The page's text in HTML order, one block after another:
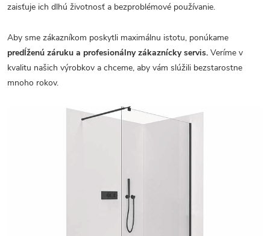
zaisťuje ich dlhú životnosť a bezproblémové používanie.
Aby sme zákazníkom poskytli maximálnu istotu, ponúkame
predĺženú záruku a profesionálny zákaznícky servis. Veríme v
kvalitu našich výrobkov a chceme, aby vám slúžili bezstarostne
mnoho rokov.